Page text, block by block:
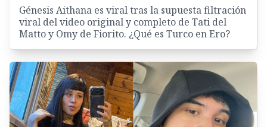
Génesis Aithana es viral tras la supuesta filtración
viral del video original y completo de Tati del
Matto y Omy de Fiorito. ¿Qué es Turco en Ero?